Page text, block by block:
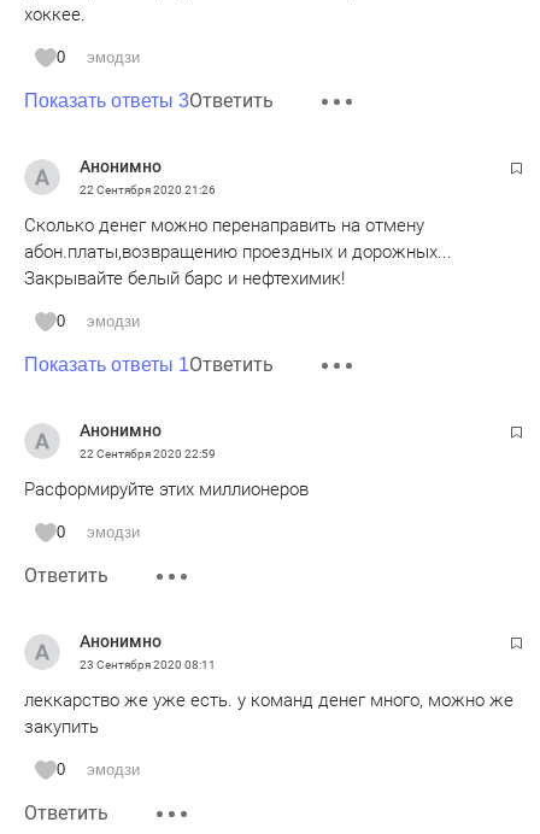
хоккее.
0 эмодзи
Показать ответы 3Ответить
Анонимно
22 Сентября 2020 21:26
Сколько денег можно перенаправить на отмену
абон.платы,возвращению проездных и дорожных...
Закрывайте белый барс и нефтехимик!
0 эмодзи
Показать ответы 1Ответить
Анонимно
22 Сентября 2020 22:59
Расформируйте этих миллионеров
0 эмодзи
Ответить
Анонимно
23 Сентября 2020 08:11
леккарство же уже есть. у команд денег много, можно же
закупить
0 эмодзи
Ответить